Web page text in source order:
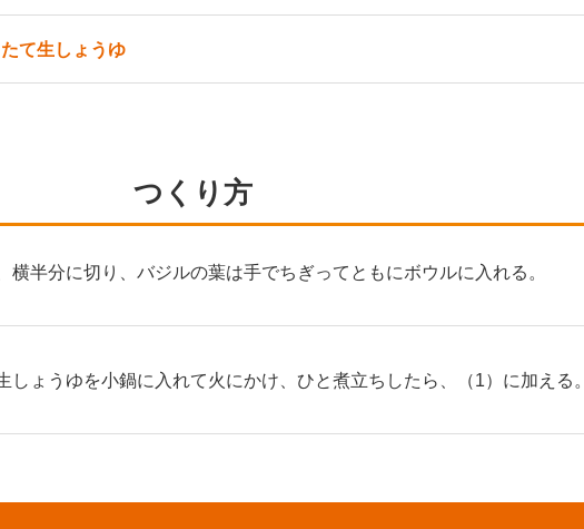
て生しょうゆ
つくり方
横半分に切り、バジルの葉は手でちぎってともにボウルに入れる。
しょうゆを小鍋に入れて火にかけ、ひと煮立ちしたら、（1）に加える。